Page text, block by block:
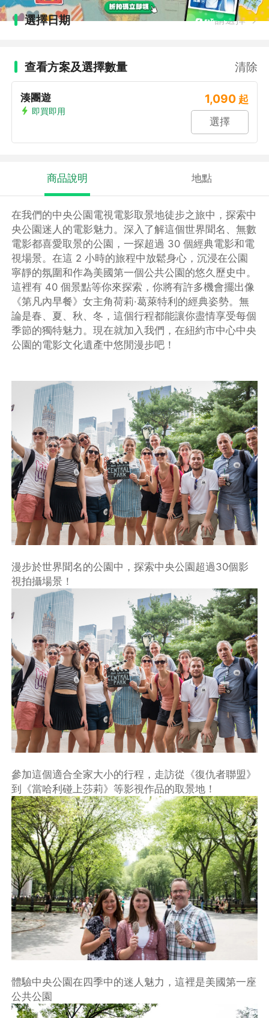
選擇日期 請選擇
查看方案及選擇數量 清除
湊團遊
即買即用
1,090 起
選擇
商品說明 地點
在我們的中央公園電視電影取景地徒步之旅中，探索中
央公園迷人的電影魅力。深入了解這個世界聞名、無數
電影都喜愛取景的公園，一探超過 30 個經典電影和電
視場景。在這 2 小時的旅程中放鬆身心，沉浸在公園
寧靜的氛圍和作為美國第一個公共公園的悠久歷史中。
這裡有 40 個景點等你來探索，你將有許多機會擺出像
《第凡內早餐》女主角荷莉·葛萊特利的經典姿勢。無
論是春、夏、秋、冬，這個行程都能讓你盡情享受每個
季節的獨特魅力。現在就加入我們，在紐約市中心中央
公園的電影文化遺產中悠閒漫步吧！
漫步於世界聞名的公園中，探索中央公園超過30個影
視拍攝場景！
參加這個適合全家大小的行程，走訪從《復仇者聯盟》
到《當哈利碰上莎莉》等影視作品的取景地！
體驗中央公園在四季中的迷人魅力，這裡是美國第一座
公共公園